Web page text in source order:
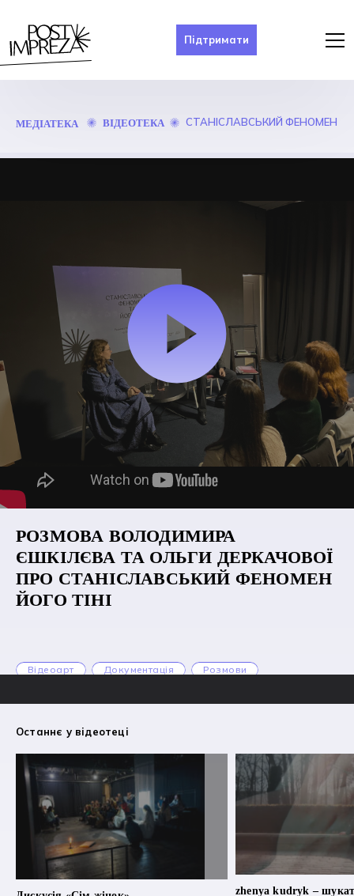
Підтримати
МЕДІАТЕКА ВІДЕОТЕКА СТАНІСЛАВСЬКИЙ ФЕНОМЕН
РОЗМОВА ВОЛОДИМИРА
ЄШКІЛЄВА ТА ОЛЬГИ ДЕРКАЧОВОЇ
ПРО СТАНІСЛАВСЬКИЙ ФЕНОМЕН
ЙОГО ТІНІ
Відеоарт Документація Розмови
Музика
Сценічне Театр
Останнє у відеотеці
zhenya kudryk –